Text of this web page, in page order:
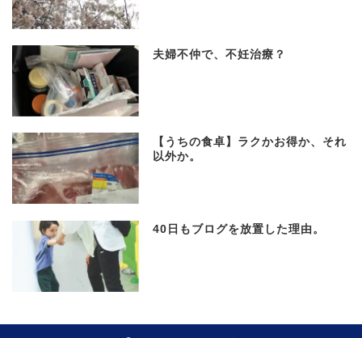
夫婦不仲で、不妊治療？
【うちの食卓】ラクかお得か、それ
以外か。
40日もブログを放置した理由。